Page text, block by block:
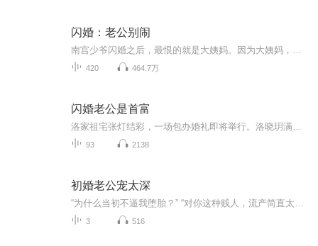
闪婚：老公别闹
420 464.7万
闪婚老公是首富
93 2138
初婚老公宠太深
3 516